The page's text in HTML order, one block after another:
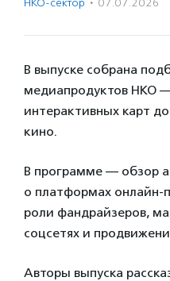
НКО-сектор · 07.07.2026
В выпуске собрана
медиапродуктов НКО
интерактивных карт
кино.
В программе — обзор
о платформах онлайн-
роли фандрайзеров,
соцсетях и
Авторы выпуска